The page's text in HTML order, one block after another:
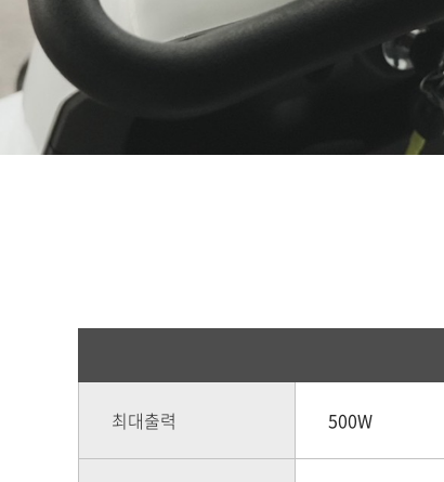
최대출력 500W